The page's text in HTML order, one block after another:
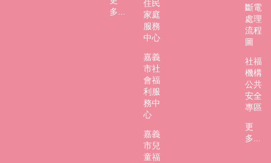
多...
住民
家庭
服務
中心
嘉義
市社
會福
利服
務中
心
嘉義
市兒
童福
斷電
處理
流程
圖
社福
機構
公共
安全
專區
更
多...